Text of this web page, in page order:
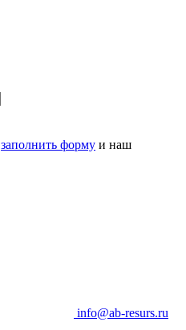
заполнить форму и наш
info@ab-resurs.ru